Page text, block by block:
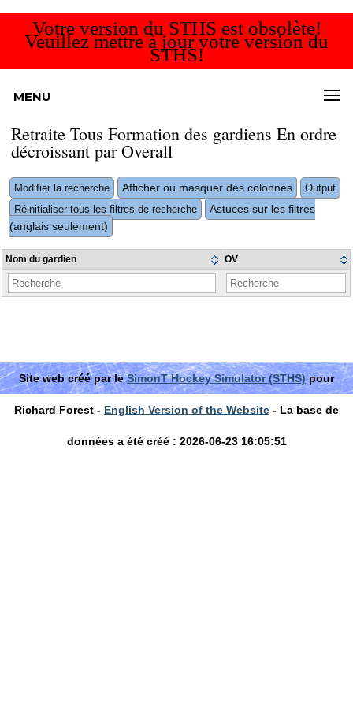
Votre version du STHS est obsolète!
Veuillez mettre à jour votre version du
STHS!
MENU
Retraite Tous Formation des gardiens En ordre
décroissant par Overall
Modifier la recherche Afficher ou masquer des colonnes
Output
Réinitialiser tous les filtres de recherche
Astuces sur les filtres
(anglais seulement)
Nom du gardien OV
Site web créé par leSimonT Hockey Simulator (STHS)pour
Richard Forest - English Version of the Website - La base de
données a été créé : 2026-06-23 16:05:51